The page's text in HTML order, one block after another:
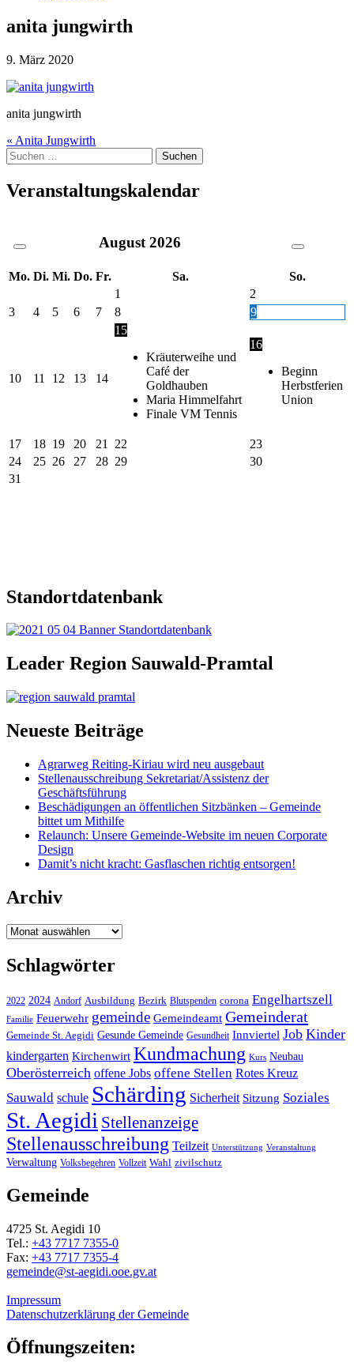
anita jungwirth
9. März 2020
anita jungwirth
Beitragsnavigation
« Anita Jungwirth
Suche
nach:
Veranstaltungskalendar
August 2026
Mo. Di. Mi. Do. Fr. Sa.
So.
1
2
3
4 5 6 7 8 9
10 11 12 13 14
15
Kräuterweihe und
Café der
Goldhauben
Maria Himmelfahrt
Finale VM Tennis
16
Beginn
Herbstferien
Union
17 18 19 20 21 22
23
24
25 26 27 28 29
30
31
Standortdatenbank
Leader Region Sauwald-Pramtal
Neueste Beiträge
Agrarweg Reiting-Kiriau wird neu ausgebaut
Stellenausschreibung Sekretariat/Assistenz der
Geschäftsführung
Beschädigungen an öffentlichen Sitzbänken – Gemeinde
bittet um Mithilfe
Relaunch: Unsere Gemeinde-Website im neuen Corporate
Design
Damit’s nicht kracht: Gasflaschen richtig entsorgen!
Archiv
Archiv
Schlagwörter
2022 2024 Andorf Ausbildung Bezirk Blutspenden corona Engelhartszell
Familie Feuerwehr gemeinde Gemeindeamt Gemeinderat
Gemeinde St. Aegidi Gesunde Gemeinde Gesundheit Innviertel Job Kinder
kindergarten Kirchenwirt Kundmachung Kurs Neubau
Oberösterreich offene Jobs offene Stellen Rotes Kreuz
Sauwald schule Schärding Sicherheit Sitzung Soziales
St. Aegidi Stellenanzeige
Stellenausschreibung Teilzeit Unterstützung Veranstaltung
Verwaltung Volksbegehren Vollzeit Wahl zivilschutz
Gemeinde
4725 St. Aegidi 10
Tel.: +43 7717 7355-0
Fax: +43 7717 7355-4
gemeinde@st-aegidi.ooe.gv.at
Impressum
Datenschutzerklärung der Gemeinde
Öffnungszeiten: